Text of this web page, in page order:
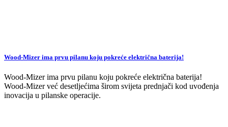
Wood-Mizer ima prvu pilanu koju pokreće električna baterija!
Wood-Mizer ima prvu pilanu koju pokreće električna baterija!
Wood-Mizer već desetljećima širom svijeta prednjači kod uvođenja
inovacija u pilanske operacije.